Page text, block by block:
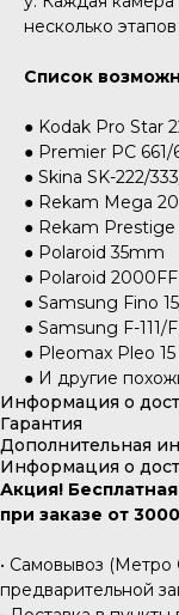
несколько этапов
Список
● Kodak Pro Star
● Premier PC 661/
● Skina SK-222/
● Rekam Mega 20
● Rekam Prestige
● Polaroid 35mm
● Polaroid 2000FF
● Samsung Fino
● Samsung F-111/
● Pleomax Pleo
● И другие
Информация о
Гарантия
Дополнительная
Информация о
Акция!
при заказе от
• Самовывоз (Метро
предварительной